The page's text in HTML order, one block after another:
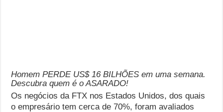
Homem PERDE US$ 16 BILHÕES em uma semana.
Descubra quem é o ASARADO!
Os negócios da FTX nos Estados Unidos, dos quais
o empresário tem cerca de 70%, foram avaliados